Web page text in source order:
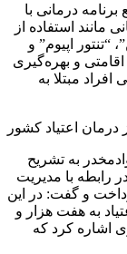
درمانی با
استفاده از
“تنتور اپیوم” و
و بهره‌گیری
مبتلا به
به تشریح
رابطه با مدیریت
و گفت: در این
به هفت هزار و
اشاره کرد که